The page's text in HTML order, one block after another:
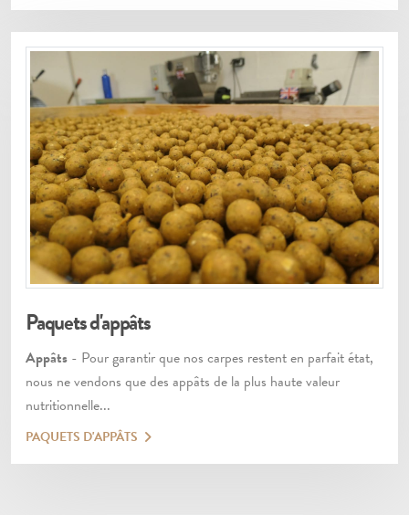
Paquets d'appâts
Appâts - Pour garantir que nos carpes restent en parfait état,
nous ne vendons que des appâts de la plus haute valeur
nutritionnelle...
PAQUETS D'APPÂTS